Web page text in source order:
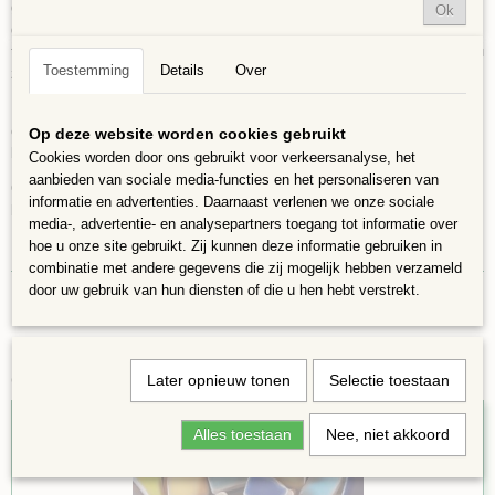
glas en keramische steentjes en zijn op hoge temperatuur gebakken en
geglazuurd. Ze zijn UV- en weerbestendig, maar we raden af ​​om ze bloot
te stellen aan vocht bij vrieskou, omdat ze dan kunnen delamineren. Als u
ze buiten gebruikt, zorg er dan voor dat ze beschermd zijn tegen regen.
opvulling of detaillering. De tegeltjes zijn kleurvast en geschikt voor
binnen en buiten. Er wel omdenken dat ze bij strenge vorst binnen komen
Omdat de afmetingen van de stukjes variëren kunnen de aantallen in een
bakje ook verschillen, kleuren kunnen iets afwijken van de foto
Ook interessant
Ok
Toestemming Details Over
Op deze website worden cookies gebruikt
Cookies worden door ons gebruikt voor verkeersanalyse, het
aanbieden van sociale media-functies en het personaliseren van
informatie en advertenties. Daarnaast verlenen we onze sociale
media-, advertentie- en analysepartners toegang tot informatie over
hoe u onze site gebruikt. Zij kunnen deze informatie gebruiken in
combinatie met andere gegevens die zij mogelijk hebben verzameld
door uw gebruik van hun diensten of die u hen hebt verstrekt.
Later opnieuw tonen Selectie toestaan
Alles toestaan Nee, niet akkoord